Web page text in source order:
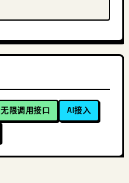
无限调用接口 AI接入